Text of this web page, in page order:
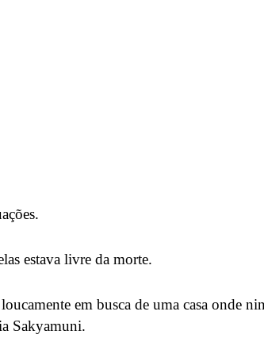
estava livre da morte.
em busca de uma casa onde
Sakyamuni.